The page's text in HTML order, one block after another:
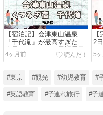
【宿泊記】会津東山温泉
「千代滝」が最高すぎた！
絶品ビュッフェと展望露天
風呂に感動
4ヶ月前
2
ち
5
#東京 #観光 #幼児教育 #
#英語教育 #子連れ旅行 #子